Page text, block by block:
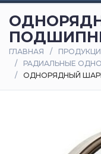
и
статьи
Оплата
доставка
ГЛАВНАЯ
РАДИАЛЬНЫЕ
ОДНОРЯДНЫЙ